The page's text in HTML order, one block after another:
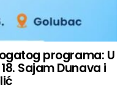
programa: U
Sajam Dunava i